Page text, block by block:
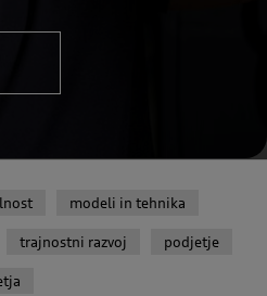
modeli in tehnika
trajnostni razvoj podjetje